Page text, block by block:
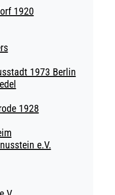
1920
1973 Berlin
1928
e.V.